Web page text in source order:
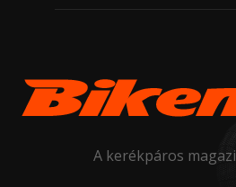
A kerékpáros